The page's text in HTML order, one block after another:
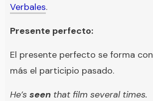
Verbales.
Presente perfecto:
El presente perfecto se forma con
más el participio pasado.
He’s seen that film several times.